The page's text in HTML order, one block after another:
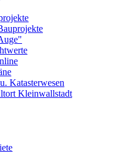
Katasterwesen
Kleinwallstadt